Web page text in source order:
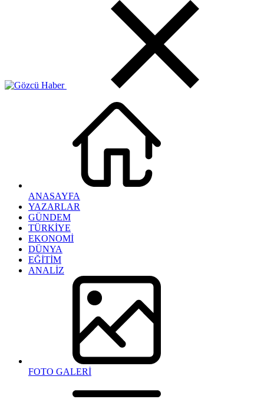
ANASAYFA
YAZARLAR
GÜNDEM
TÜRKİYE
EKONOMİ
DÜNYA
EĞİTİM
ANALİZ
FOTO GALERİ